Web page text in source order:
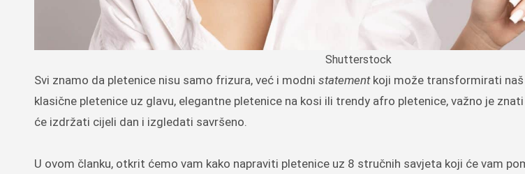
Shutterstock
Svi znamo da pletenice nisu samo frizura, već i modni statement koji može transformirati
klasične pletenice uz glavu, elegantne pletenice na kosi ili trendy afro pletenice, važno je
će izdržati cijeli dan i izgledati savršeno.
U ovom članku, otkrit ćemo vam kako napraviti pletenice uz 8 stručnih savjeta koji će vam